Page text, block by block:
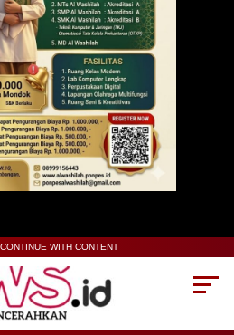
WITH CONTENT